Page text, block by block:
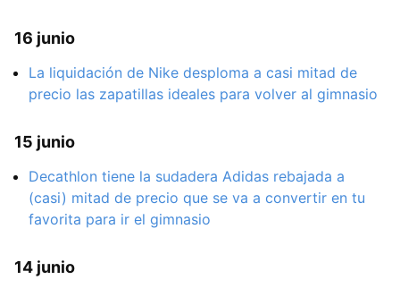
16 junio
La liquidación de Nike desploma a casi mitad de
precio las zapatillas ideales para volver al gimnasio
15 junio
Decathlon tiene la sudadera Adidas rebajada a
(casi) mitad de precio que se va a convertir en tu
favorita para ir el gimnasio
14 junio